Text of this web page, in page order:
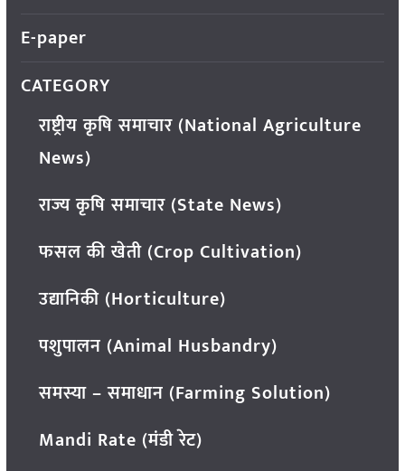
E-paper
CATEGORY
राष्ट्रीय कृषि समाचार (National Agriculture
News)
राज्य कृषि समाचार (State News)
फसल की खेती (Crop Cultivation)
उद्यानिकी (Horticulture)
पशुपालन (Animal Husbandry)
समस्या – समाधान (Farming Solution)
Mandi Rate (मंडी रेट)